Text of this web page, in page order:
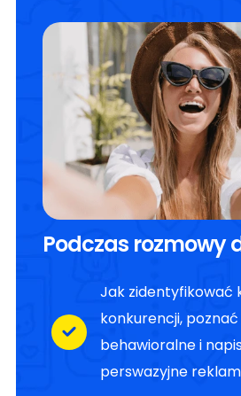
Podczas rozmowy
Jak zidentyfikować
konkurencji,
behawioralne i
perswazyjne